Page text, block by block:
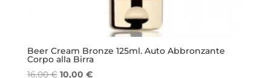
Beer Cream Bronze 125ml. Auto Abbronzante
Corpo alla Birra
16,00€ Il
10,00 €Il